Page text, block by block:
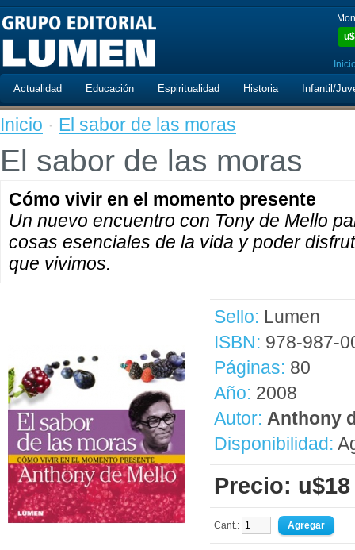
u$
Actualidad Educación Espiritualidad Historia Infantil/
Inicio · El sabor de las moras
El sabor de las moras
Cómo vivir en el momento presente
Un nuevo encuentro con Tony de Mello
cosas esenciales de la vida y poder
que vivimos.
Sello: Lumen
ISBN: 978-987-
Páginas: 80
Año: 2008
Autor: Anthony
Disponibilidad:
Precio: u$18
Cant.: